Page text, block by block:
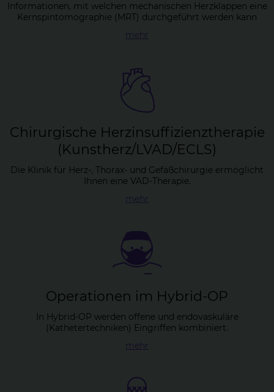
Informationen, mit welchen mechanischen Herzklappen eine
Kernspintomographie (MRT) durchgeführt werden kann
mehr
Chir­ur­gi­sche Herz­in­suf­fi­zi­enz­the­ra­pie
(Kunst­herz/LVAD/ECLS)
Die Klinik für Herz-, Thorax- und Gefäßchirurgie ermöglicht
Ihnen eine VAD-Therapie.
mehr
Ope­ra­tio­nen im Hy­brid-OP
In Hybrid-OP werden offene und endovaskuläre
(Kathetertechniken) Eingriffen kombiniert.
mehr